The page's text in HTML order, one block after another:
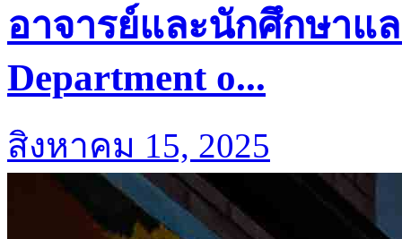
อาจารย์และนักศึกษาแ
Department o...
สิงหาคม 15, 2025